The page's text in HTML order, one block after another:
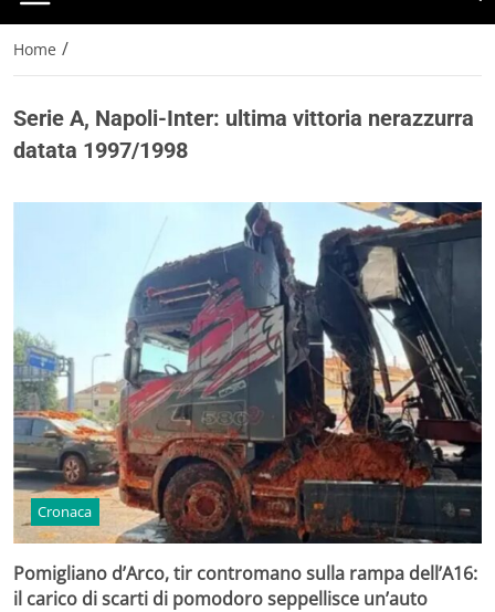
Home /
Serie A, Napoli-Inter: ultima vittoria nerazzurra
datata 1997/1998
Cronaca
Pomigliano d’Arco, tir contromano sulla rampa dell’A16:
il carico di scarti di pomodoro seppellisce un’auto